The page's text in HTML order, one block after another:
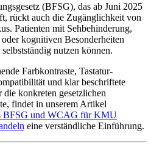
(BFSG), das ab Juni 2025
rückt auch die Zugänglichkeit von
Patienten mit Sehbehinderung,
kognitiven Besonderheiten
nutzen können.
Farbkontraste, Tastatur-
und klar beschriftete
konkreten gesetzlichen
findet in unserem Artikel
BFSG und WCAG für KMU
eine verständliche Einführung.